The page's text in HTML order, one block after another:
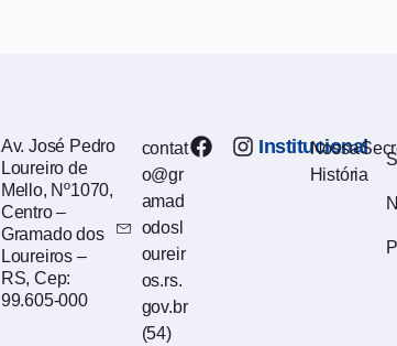
Av. José Pedro
Loureiro de
Mello, Nº1070,
Centro –
Gramado dos
Loureiros –
RS, Cep:
99.605-000
contat
o@gr
amad
odosl
oureir
os.rs.
gov.br
(54)
Institucional
Nossa
História